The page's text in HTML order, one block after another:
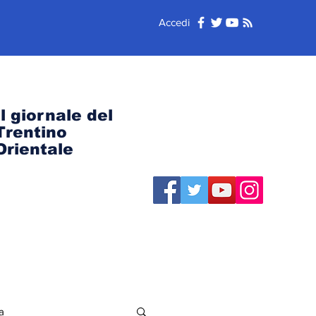
Accedi
giornale del